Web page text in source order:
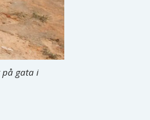
på gata i